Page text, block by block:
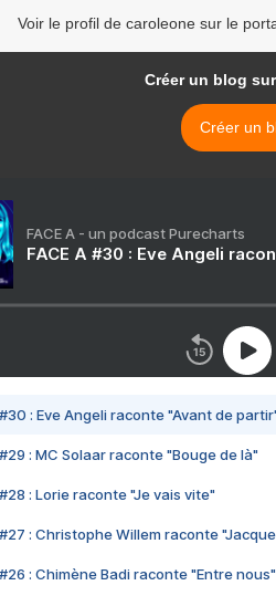
Voir le profil de caroleone sur le
Créer un blog
Créer un
FACE A - un podcast Purecharts
FACE A #30 : Eve Angeli
#30 : Eve Angeli raconte "Avant de
#29 : MC Solaar raconte "Bouge de là"
#28 : Lorie raconte "Je vais vite"
#27 : Christophe Willem raconte
#26 : Chimène Badi raconte "Entre nous"